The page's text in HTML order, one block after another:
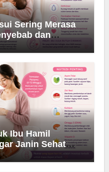
Sering Merasa
dan
Ibu Hamil
Janin Sehat